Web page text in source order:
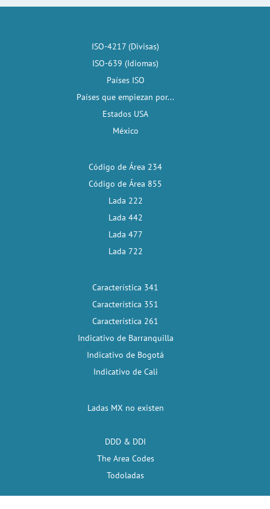
ISO-4217 (Divisas)
ISO-639 (Idiomas)
Países ISO
Países que empiezan por...
Estados USA
México
Código de Área 234
Código de Área 855
Lada 222
Lada 442
Lada 477
Lada 722
Característica 341
Característica 351
Característica 261
Indicativo de Barranquilla
Indicativo de Bogotá
Indicativo de Cali
Ladas MX no existen
DDD & DDI
The Area Codes
Todoladas